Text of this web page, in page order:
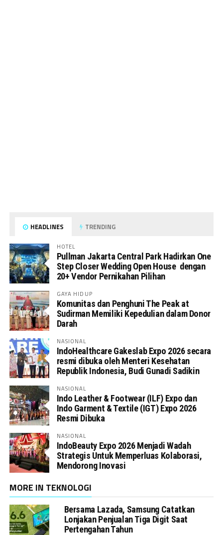
HEADLINES TRENDING
HOTEL
Pullman Jakarta Central Park Hadirkan One
Step Closer Wedding Open House dengan
20+ Vendor Pernikahan Pilihan
GAYA HIDUP
Komunitas dan Penghuni The Peak at
Sudirman Memiliki Kepedulian dalam Donor
Darah
NASIONAL
IndoHealthcare Gakeslab Expo 2026 secara
resmi dibuka oleh Menteri Kesehatan
Republik Indonesia, Budi Gunadi Sadikin
NASIONAL
Indo Leather & Footwear (ILF) Expo dan
Indo Garment & Textile (IGT) Expo 2026
Resmi Dibuka
NASIONAL
IndoBeauty Expo 2026 Menjadi Wadah
Strategis Untuk Memperluas Kolaborasi,
Mendorong Inovasi
MORE IN TEKNOLOGI
Bersama Lazada, Samsung Catatkan
Lonjakan Penjualan Tiga Digit Saat
Pertengahan Tahun